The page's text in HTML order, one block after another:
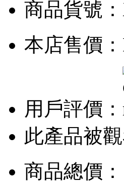
商品貨號
本店售價：
用戶評價：
此產品被
商品總價：